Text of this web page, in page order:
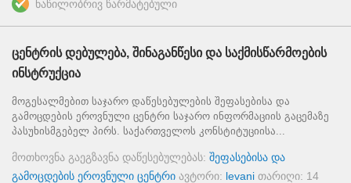
ნაწილობრივ წარმატებული
ცენტრის დებულება, შინაგანწესი და საქმისწარმოების
ინსტრუქცია
მოგესალმებით საჯარო დაწესებულების შეფასებისა და
გამოცდების ეროვნული ცენტრი საჯარო ინფორმაციის გაცემაზე
პასუხისმგებელ პირს. საქართველოს კონსტიტუციისა...
მოთხოვნა გაეგზავნა დაწესებულებას: შეფასებისა და
გამოცდების ეროვნული ცენტრი ავტორი: levani თარიღი: 14